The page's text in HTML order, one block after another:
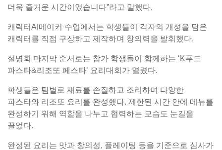
더욱 즐거운 시간이었습니다”라고 말했다.
캐릭터AI메이커 수업에서는 학생들이 각자의 개성을 담은
캐릭터를 직접 구상하고 제작하며 창의력을 발휘했다.
설명회 마지막 순서로는 참가 학생들이 함께하는 ‘K푸드
파스타&리조또 페스타’ 요리대회가 열렸다.
학생들은 팀별로 재료를 손질하고 조리하며 다양한
파스타와 리조또 요리를 완성했다. 제한된 시간 안에 메뉴를
완성하기 위해 역할을 나누고 협력하는 모습도 눈길을
끌었다.
완성된 요리는 맛과 창의성, 플레이팅 등을 기준으로 심사가